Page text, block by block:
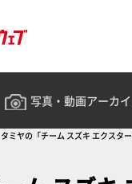
写真・動画アーカ
タミヤの「チーム スズキ エクスタ